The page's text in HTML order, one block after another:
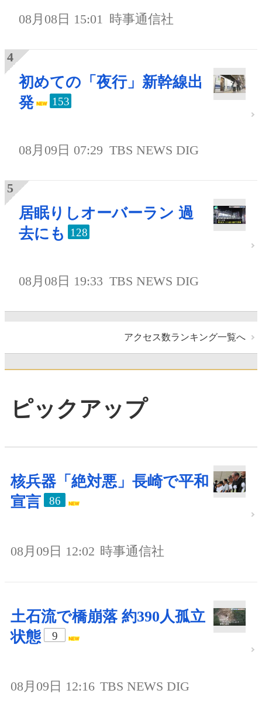
08月08日 15:01 時事通信社
初めての「夜行」新幹線出
発
153
08月09日 07:29 TBS NEWS DIG
居眠りしオーバーラン 過
去にも
128
08月08日 19:33 TBS NEWS DIG
アクセス数ランキング一覧へ
ピックアップ
核兵器「絶対悪」長崎で平和
宣言
86
08月09日 12:02 時事通信社
土石流で橋崩落 約390人孤立
状態
9
08月09日 12:16 TBS NEWS DIG